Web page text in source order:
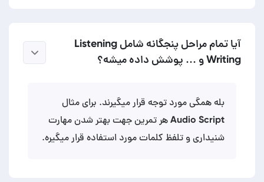
آیا تمام مراحل پنجگانه شامل Listening
Writing و ... پوشش داده میشه؟
بله همگی مورد توجه قرار میگیرند. برای مثال
Audio Script هر تمرین جهت بهتر شدن مهارت
شنیداری و تلفظ کلمات مورد استفاده قرار میگیره.